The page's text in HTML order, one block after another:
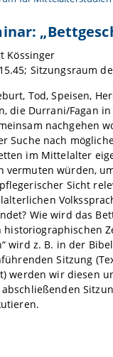
Kössinger
Sitzungsraum
Tod, Speisen,
die Durrani/Fagan
nachgehen
Suche nach
im Mittelalter
vermuten würden,
Sicht
Wie wird das
historiographischen
wird z. B. in der
Sitzung
werden wir diesen